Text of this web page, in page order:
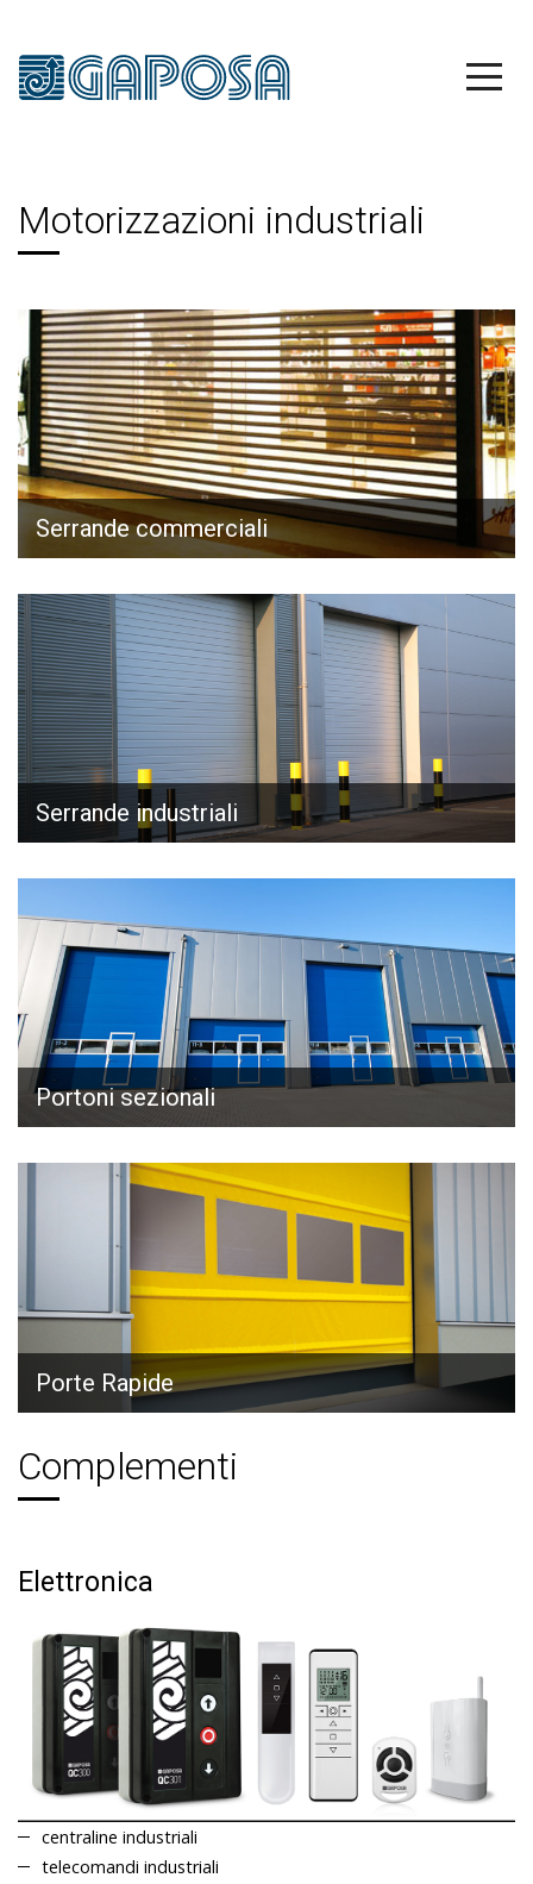
Motorizzazioni industriali
Serrande commerciali
Serrande industriali
Portoni sezionali
Porte Rapide
Complementi
Elettronica
centraline industriali
telecomandi industriali